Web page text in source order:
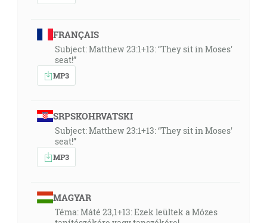
FRANÇAIS
Subject: Matthew 23:1+13: “They sit in Moses'
seat!”
MP3
SRPSKOHRVATSKI
Subject: Matthew 23:1+13: “They sit in Moses'
seat!”
MP3
MAGYAR
Téma: Máté 23,1+13: Ezek leültek a Mózes